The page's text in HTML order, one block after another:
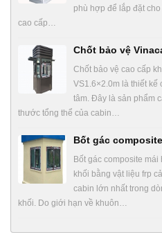
phù hợp để lắp đặt
cao cấp…
Chốt bảo vệ
Chốt bảo vệ cao cấp
VS1.6×2.0m là thiết kế
tâm. Đây là sản phẩm
thước tổng thể của cabin…
Bốt gác
Bốt gác composite
khối bằng vật liệu frp
cabin lớn nhất trong
khối. Do giới hạn về khuôn…